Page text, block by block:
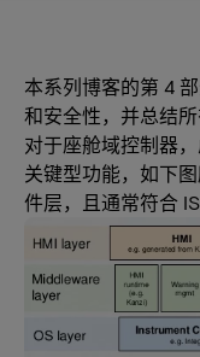
本系列博客的第 4
和安全性，并总结所
对于座舱域控制器
关键型功能，如下
件层，且通常符合